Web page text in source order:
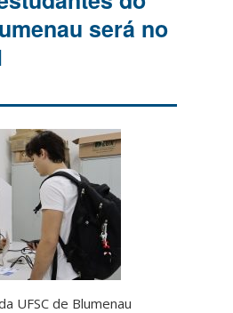
será no
UFSC de Blumenau